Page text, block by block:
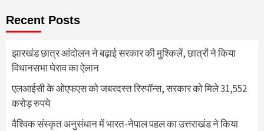
Recent Posts
झारखंड छात्र आंदोलन ने बढ़ाई सरकार की मुश्किलें, छात्रों ने किया
विधानसभा घेराव का ऐलान
एलआईसी के ओएफएस को जबरदस्त रिस्पॉन्स, सरकार को मिले 31,552
करोड़ रुपये
वैश्विक संस्कृत अनुसंधान में भारत-नेपाल पहल का उत्तराखंड ने किया